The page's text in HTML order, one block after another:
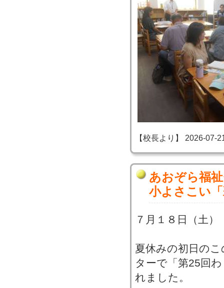
【校長より】 2026-07-
あおぞら福
小よさこい
７月１８日（土）
夏休みの初日の
ターで「第25回
れました。